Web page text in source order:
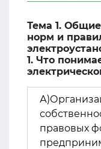
Тема 1.
норм и
1. Что
правовых